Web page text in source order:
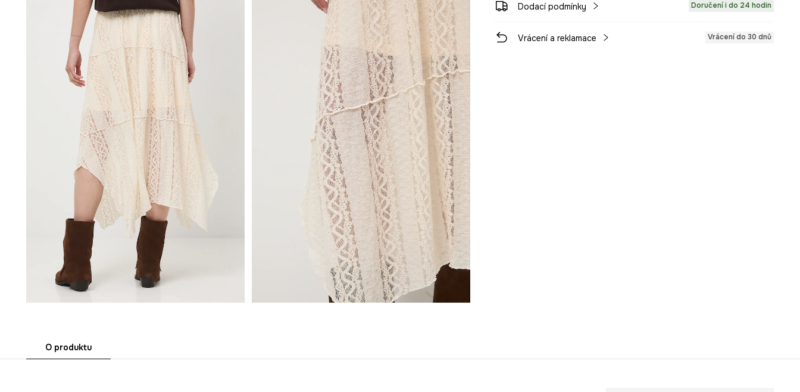
Dodací podmínky Doručení i do 24 hodin
Vrácení a reklamace Vrácení do 30 dnů
O produktu